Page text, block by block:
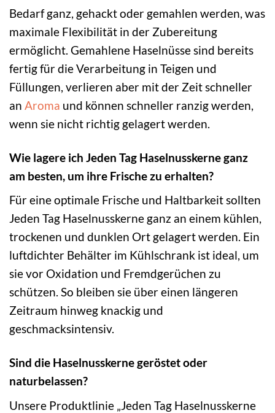
Bedarf ganz, gehackt oder gemahlen werden, was
maximale Flexibilität in der Zubereitung
ermöglicht. Gemahlene Haselnüsse sind bereits
fertig für die Verarbeitung in Teigen und
Füllungen, verlieren aber mit der Zeit schneller
an Aroma und können schneller ranzig werden,
wenn sie nicht richtig gelagert werden.
Wie lagere ich Jeden Tag Haselnusskerne ganz
am besten, um ihre Frische zu erhalten?
Für eine optimale Frische und Haltbarkeit sollten
Jeden Tag Haselnusskerne ganz an einem kühlen,
trockenen und dunklen Ort gelagert werden. Ein
luftdichter Behälter im Kühlschrank ist ideal, um
sie vor Oxidation und Fremdgerüchen zu
schützen. So bleiben sie über einen längeren
Zeitraum hinweg knackig und
geschmacksintensiv.
Sind die Haselnusskerne geröstet oder
naturbelassen?
Unsere Produktlinie „Jeden Tag Haselnusskerne